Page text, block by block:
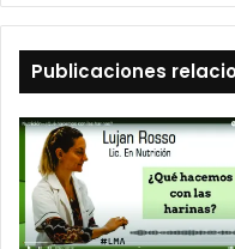
Publicaciones